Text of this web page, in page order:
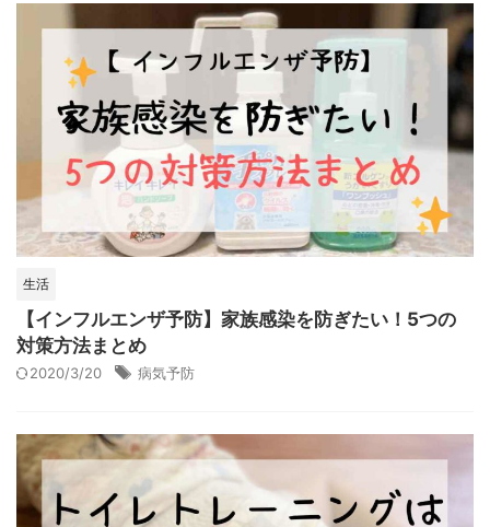
生活
【インフルエンザ予防】家族感染を防ぎたい！5つの
対策方法まとめ
2020/3/20 病気予防